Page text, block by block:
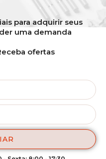
para adquirir seus
uma demanda
ofertas